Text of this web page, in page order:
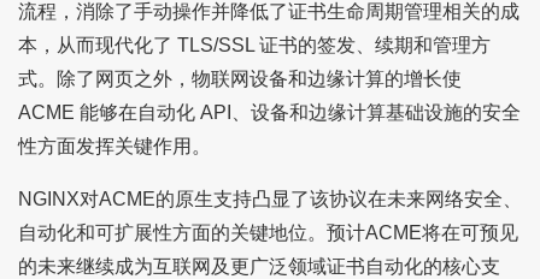
流程，消除了手动操作并降低了证书生命周期管理相关的成
本，从而现代化了 TLS/SSL 证书的签发、续期和管理方
式。除了网页之外，物联网设备和边缘计算的增长使
ACME 能够在自动化 API、设备和边缘计算基础设施的安全
性方面发挥关键作用。
NGINX对ACME的原生支持凸显了该协议在未来网络安全、
自动化和可扩展性方面的关键地位。预计ACME将在可预见
的未来继续成为互联网及更广泛领域证书自动化的核心支